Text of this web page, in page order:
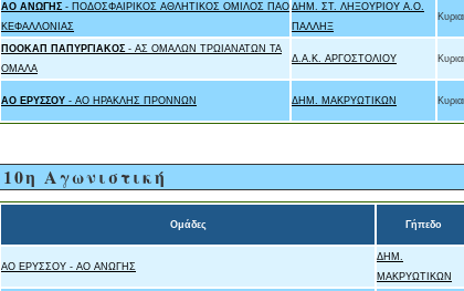
ΑΟ ΑΝΩΓΗΣ- ΠΟΔΟΣΦΑΙΡΙΚΟΣ ΑΘΛΗΤΙΚΟΣ ΟΜΙΛΟΣ ΠΑΟ
ΚΕΦΑΛΛΟΝΙΑΣ
ΔΗΜ. ΣΤ. ΛΗΞΟΥΡΙΟΥ Α.Ο.
ΠΑΛΛΗΞ
ΠΟΟΚΑΠ ΠΑΠΥΡΓΙΑΚΟΣ - ΑΣ ΟΜΑΛΩΝ ΤΡΩΙΑΝΑΤΩΝ ΤΑ
ΟΜΑΛΑ
Δ.Α.Κ. ΑΡΓΟΣΤΟΛΙΟΥ
ΑΟ ΕΡΥΣΣΟΥ - ΑΟ ΗΡΑΚΛΗΣ ΠΡΟΝΝΩΝ ΔΗΜ. ΜΑΚΡΥΩΤΙΚΩΝ
10η Αγωνιστική
Ομάδες Γήπεδο
ΑΟ ΕΡΥΣΣΟΥ - ΑΟ ΑΝΩΓΗΣ
ΔΗΜ.
ΜΑΚΡΥΩΤΙΚΩΝ